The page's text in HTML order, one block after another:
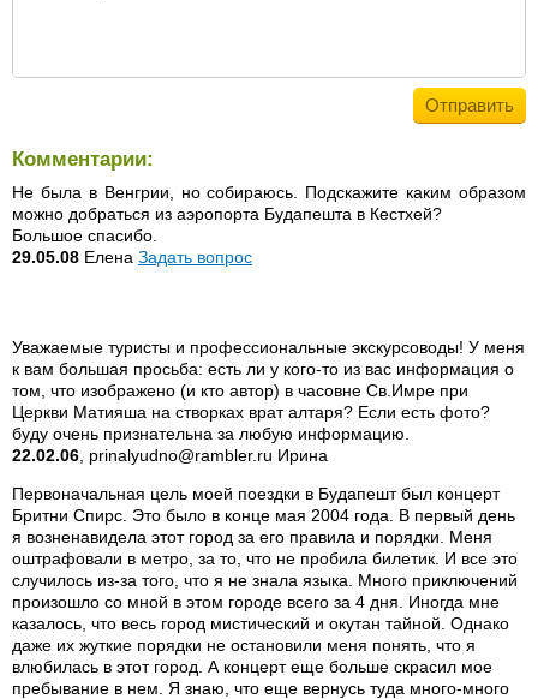
Комментарии:
Не была в Венгрии, но собираюсь. Подскажите каким образом
можно добраться из аэропорта Будапешта в Кестхей?
Большое спасибо.
29.05.08 Елена Задать вопрос
Уважаемые туристы и профессиональные экскурсоводы! У меня
к вам большая просьба: есть ли у кого-то из вас информация о
том, что изображено (и кто автор) в часовне Св.Имре при
Церкви Матияша на створках врат алтаря? Если есть фото?
буду очень признательна за любую информацию.
22.02.06 , prinalyudno@rambler.ru Ирина
Первоначальная цель моей поездки в Будапешт был концерт
Бритни Спирс. Это было в конце мая 2004 года. В первый день
я возненавидела этот город за его правила и порядки. Меня
оштрафовали в метро, за то, что не пробила билетик. И все это
случилось из-за того, что я не знала языка. Много приключений
произошло со мной в этом городе всего за 4 дня. Иногда мне
казалось, что весь город мистический и окутан тайной. Однако
даже их жуткие порядки не остановили меня понять, что я
влюбилась в этот город. А концерт еще больше скрасил мое
пребывание в нем. Я знаю, что еще вернусь туда много-много